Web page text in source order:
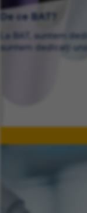
De ce BAT?
La BAT, suntem
suntem dedicați